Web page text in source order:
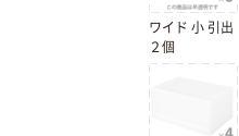
ワイド 小 引出
２個